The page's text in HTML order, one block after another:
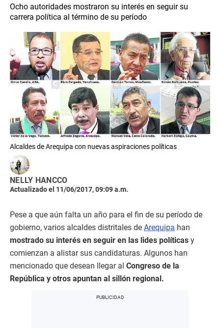
Ocho autoridades mostraron su interés en seguir su
carrera política al término de su período
Alcaldes de Arequipa con nuevas aspiraciones políticas
NELLY HANCCO
Actualizado el 11/06/2017, 09:09 a.m.
Pese a que aún falta un año para el fin de su período de
gobierno, varios alcaldes distritales de Arequipa han
mostrado su interés en seguir en las lides políticas y
comienzan a alistar sus candidaturas. Algunos han
mencionado que desean llegar al Congreso de la
República y otros apuntan al sillón regional.